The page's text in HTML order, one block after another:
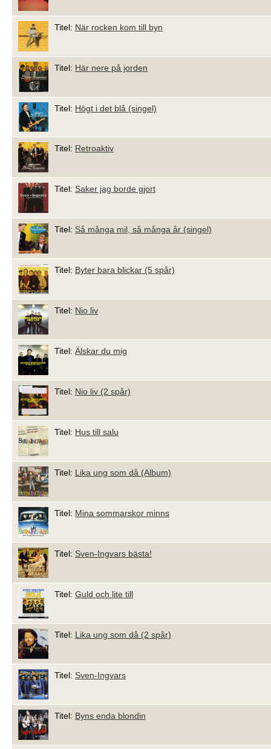
Titel: När rocken kom till byn
Titel: Här nere på jorden
Titel: Högt i det blå (singel)
Titel: Retroaktiv
Titel: Saker jag borde gjort
Titel: Så många mil, så många år (singel)
Titel: Byter bara blickar (5 spår)
Titel: Nio liv
Titel: Älskar du mig
Titel: Nio liv (2 spår)
Titel: Hus till salu
Titel: Lika ung som då (Album)
Titel: Mina sommarskor minns
Titel: Sven-Ingvars bästa!
Titel: Guld och lite till
Titel: Lika ung som då (2 spår)
Titel: Sven-Ingvars
Titel: Byns enda blondin